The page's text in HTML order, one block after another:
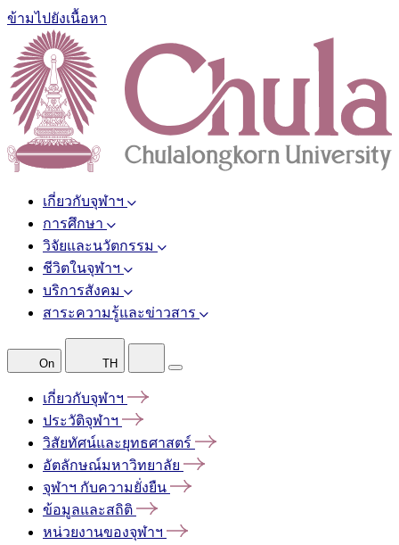
ข้ามไปยังเนื้อหา
เกี่ยวกับจุฬาฯ
การศึกษา
วิจัยและนวัตกรรม
ชีวิตในจุฬาฯ
บริการสังคม
สาระความรู้และข่าวสาร
On TH
เกี่ยวกับจุฬาฯ
ประวัติจุฬาฯ
วิสัยทัศน์และยุทธศาสตร์
อัตลักษณ์มหาวิทยาลัย
จุฬาฯ กับความยั่งยืน
ข้อมูลและสถิติ
หน่วยงานของจุฬาฯ